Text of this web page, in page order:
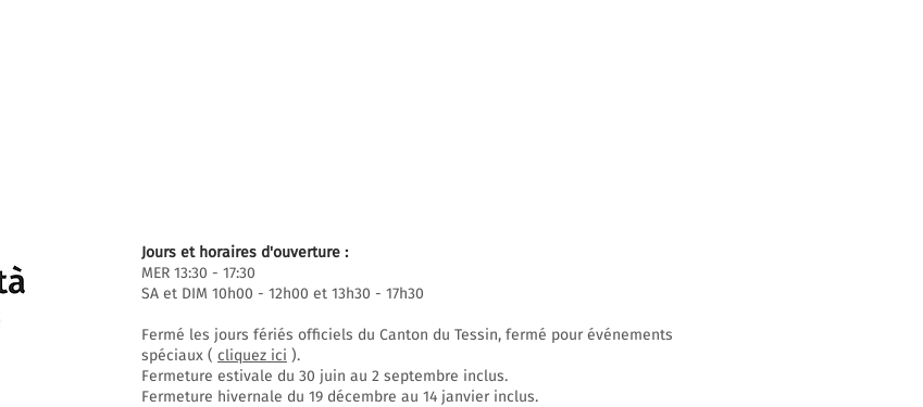
Jours et horaires d'ouverture :
MER 13:30 - 17:30
SA et DIM 10h00 - 12h00 et 13h30 - 17h30
Fermé les jours fériés officiels du Canton du Tessin, fermé pour événements
spéciaux ( cliquez ici ).
Fermeture estivale du 30 juin au 2 septembre inclus.
Fermeture hivernale du 19 décembre au 14 janvier inclus.